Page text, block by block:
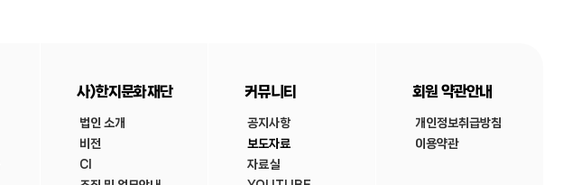
사)한지문화재단
법인 소개
비전
CI
커뮤니티
공지사항
보도자료
자료실
회원 약관안내
개인정보취급방침
이용약관